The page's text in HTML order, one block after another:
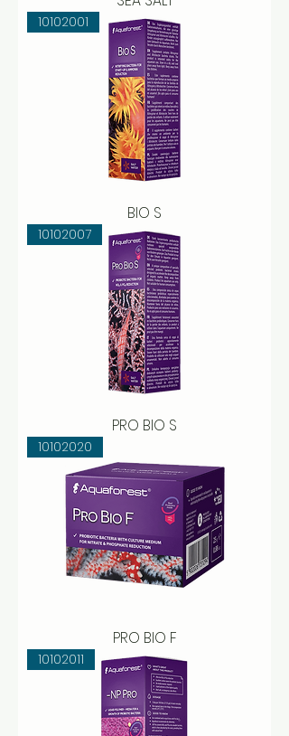
10102001
BIO S
10102007
PRO BIO S
10102020
PRO BIO F
10102011